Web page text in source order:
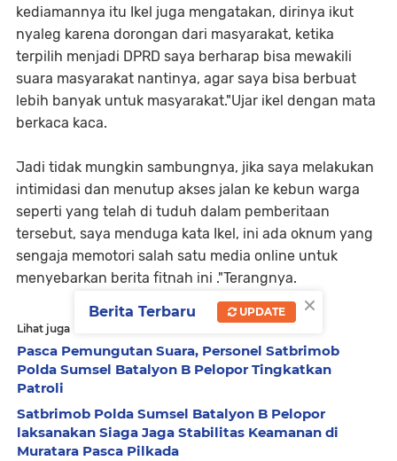
kediamannya itu Ikel juga mengatakan, dirinya ikut
nyaleg karena dorongan dari masyarakat, ketika
terpilih menjadi DPRD saya berharap bisa mewakili
suara masyarakat nantinya, agar saya bisa berbuat
lebih banyak untuk masyarakat."Ujar ikel dengan mata
berkaca kaca.
Jadi tidak mungkin sambungnya, jika saya melakukan
intimidasi dan menutup akses jalan ke kebun warga
seperti yang telah di tuduh dalam pemberitaan
tersebut, saya menduga kata Ikel, ini ada oknum yang
sengaja memotori salah satu media online untuk
menyebarkan berita fitnah ini ."Terangnya.
Lihat juga
Pasca Pemungutan Suara, Personel Satbrimob
Polda Sumsel Batalyon B Pelopor Tingkatkan
Patroli
Satbrimob Polda Sumsel Batalyon B Pelopor
laksanakan Siaga Jaga Stabilitas Keamanan di
Muratara Pasca Pilkada
×
Berita Terbaru UPDATE